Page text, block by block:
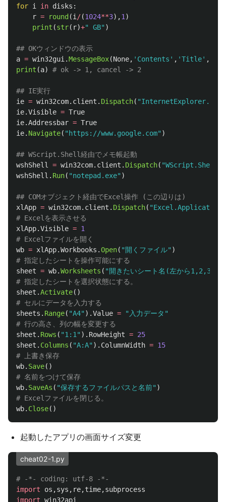
for i in disks :
r = round (i /(1024**3),1 )
print (str( r)+" GB" )
a = win32gui .MessageBox(None, ' Contents ' , 'Title' ,
print (a)
ie = win32com. client . Dispatch( "
ie.Visible = True
ie.Addressbar = True
ie. Navigate( " https://www.google.com" )
wshShell
= win32com. client . Dispatch( "WScript.Shell
wshShell . Run( "notepad.exe" )
xlApp = win32com. client . Dispatch( "Excel.Application
xlApp.Visible = 1
wb = xlApp.Workbooks .Open( " 開くファイル" )
sheet = wb.Worksheets ( " 開きたいシート名(左から1,2,3..
sheet .Activate()
sheets . Range( "A4" ).Value = " 入力データ "
sheet . Rows ( "1:1 " ). RowHeight = 25
sheet . Columns ( "A:A" ). ColumnWidth = 15
wb. Save()
wb. SaveAs ( "保存するファイルパスと名前" )
wb. Close()
起動したアプリの画面サイズ変更
cheat02-1.py
import
os ,sys , re,time,subprocess
import win32api